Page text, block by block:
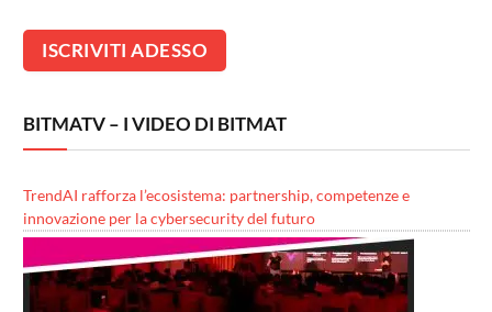
BITMATV – I VIDEO DI BITMAT
TrendAI rafforza l’ecosistema: partnership, competenze e
innovazione per la cybersecurity del futuro